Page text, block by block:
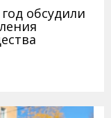
обсудили